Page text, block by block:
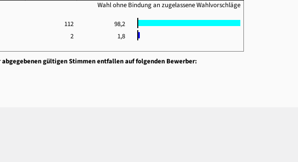
Wahl ohne Bindung an zugelassene Wahlvorschläge
112
98,2
2 1,8
gültigen Stimmen entfallen auf folgenden Bewerber: